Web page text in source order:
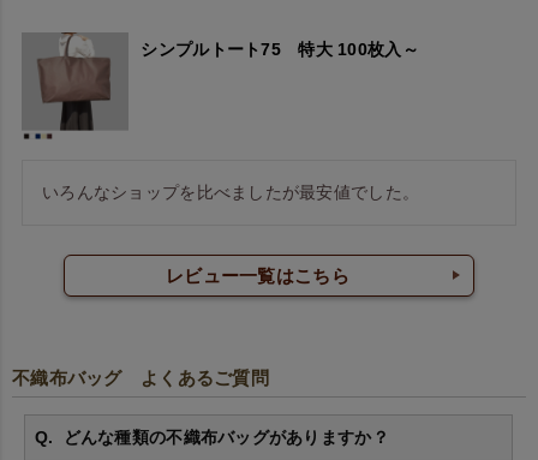
シンプルトート75 特大 100枚入～
いろんなショップを比べましたが最安値でした。
レビュー一覧はこちら
不織布バッグ よくあるご質問
どんな種類の不織布バッグがありますか？